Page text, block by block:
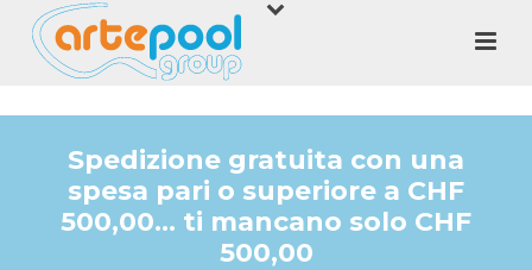
Spedizione gratuita con una
spesa pari o superiore a CHF
500,00... ti mancano solo CHF
500,00